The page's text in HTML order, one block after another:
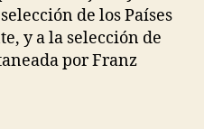
de los Países
y a la selección de
por Franz